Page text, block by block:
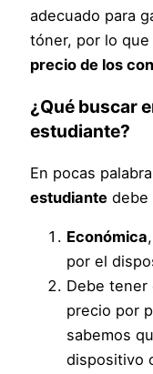
adecuado para
tóner, por lo que
precio de los
¿Qué buscar
estudiante?
En pocas
estudiante debe
Económica
por el
Debe tener
precio por
sabemos
dispositivo